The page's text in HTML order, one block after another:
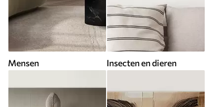
Mensen Insecten en dieren